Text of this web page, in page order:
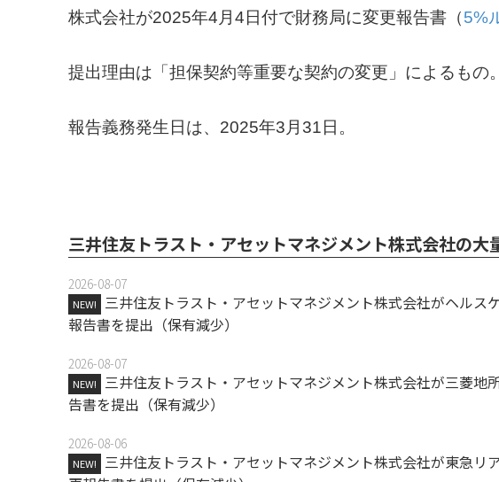
株式会社が2025年4月4日付で財務局に変更報告書（5%
提出理由は「担保契約等重要な契約の変更」によるもの。
報告義務発生日は、2025年3月31日。
三井住友トラスト・アセットマネジメント株式会社の大
2026-08-07
NEW!
三井住友トラスト・アセットマネジメント株式会社がヘルス
報告書を提出（保有減少）
2026-08-07
NEW!
三井住友トラスト・アセットマネジメント株式会社が三菱地
告書を提出（保有減少）
2026-08-06
NEW!
三井住友トラスト・アセットマネジメント株式会社が東急リ